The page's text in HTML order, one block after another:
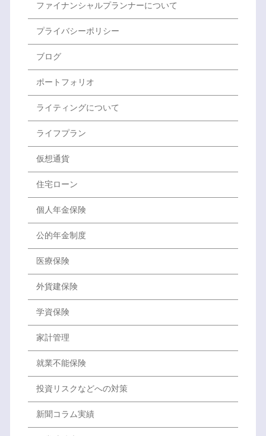
ファイナンシャルプランナーについて
プライバシーポリシー
ブログ
ポートフォリオ
ライティングについて
ライフプラン
仮想通貨
住宅ローン
個人年金保険
公的年金制度
医療保険
外貨建保険
学資保険
家計管理
就業不能保険
投資リスクなどへの対策
新聞コラム実績